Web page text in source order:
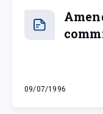
09/07/1996
mardi 9 juillet 1996